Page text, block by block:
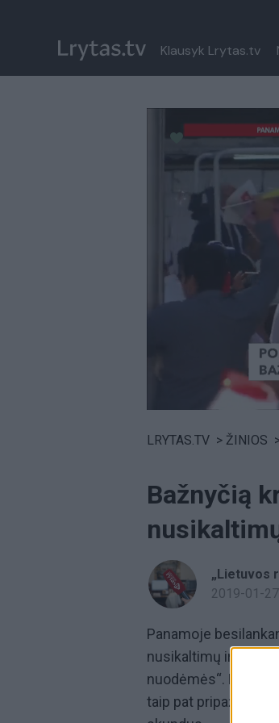
Klausyk Lrytas.tv
Paremkite Ukrainą
LRYTAS.TV > ŽINIOS
Bažnyčią
„Lietuvos
2019-01-
Panamoje
nusikaltimų ir jų
nuodėmės“.
taip pat pripažino,